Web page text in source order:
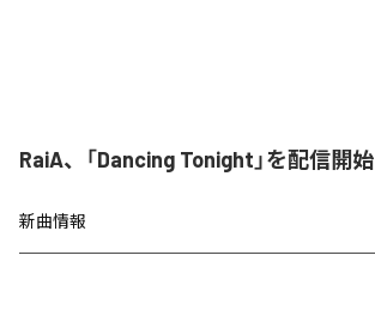
RaiA、「Dancing Tonight」を配信開始
新曲情報